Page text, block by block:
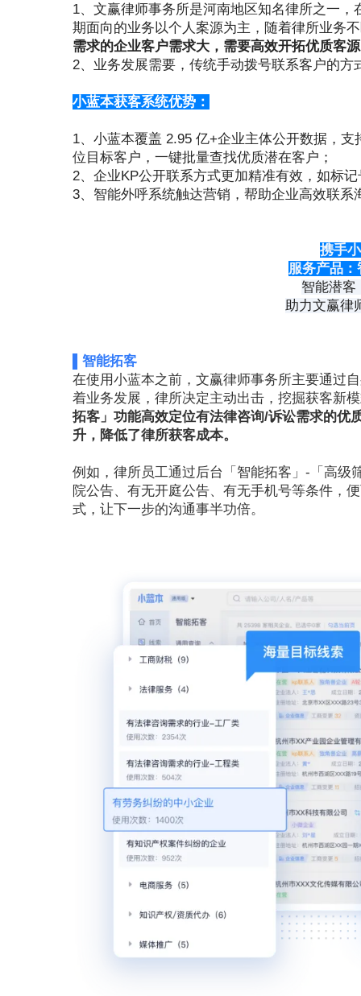
1、文赢律师事务所是河南地区知名律所之一
期面向的业务以个人案源为主，随着律所业务
需求的企业客户需求大，需要高效开拓优质客源
2、业务发展需要，传统手动拨号联系客户的方
小蓝本获客系统优势：
1、小蓝本覆盖 2.95 亿+企业主体公开数据，
位目标客户，一键批量查找优质潜在客户；
2、企业KP公开联系方式更加精准有效，如标
3、智能外呼系统触达营销，帮助企业高效联系
携手
服务产品
智能潜客
助力文赢律
▌智能拓客
在使用小蓝本之前，文赢律师事务所主要通过
着业务发展，律所决定主动出击，挖掘获客新
拓客」功能高效定位有法律咨询/诉讼需求的优
升，降低了律所获客成本。
例如，律所员工通过后台「智能拓客」-「高级
院公告、有无开庭公告、有无手机号等条件，
式，让下一步的沟通事半功倍。